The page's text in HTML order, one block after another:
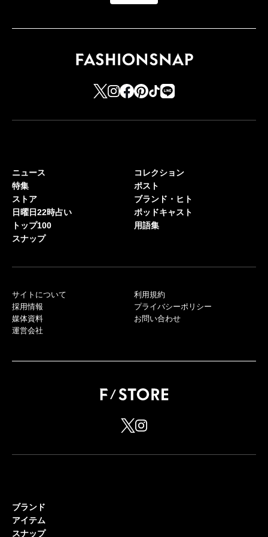
ニュース
特集
ストア
日曜日22時占い
トップ100
スナップ
コレクション
ポスト
ブランド・ヒト
ポッドキャスト
用語集
サイトについて
採用情報
媒体資料
運営会社
利用規約
プライバシーポリシー
お問い合わせ
ブランド
アイテム
スナップ